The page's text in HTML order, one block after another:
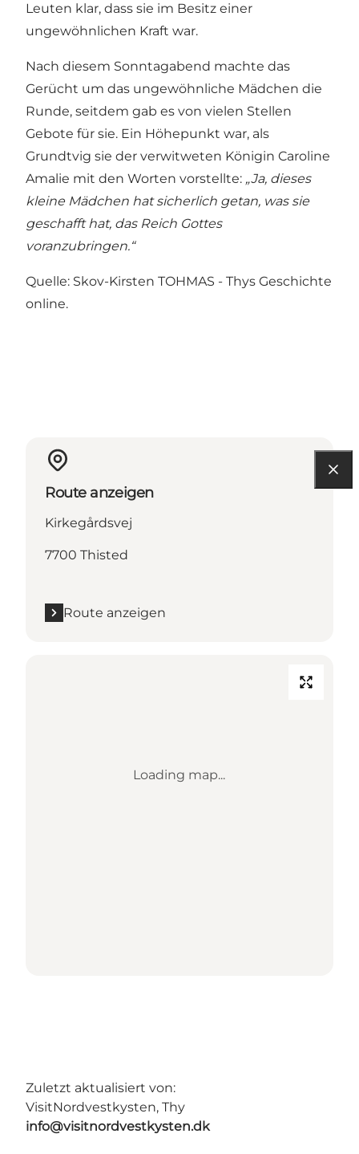
Leuten klar, dass sie im Besitz einer
ungewöhnlichen Kraft war.
Nach diesem Sonntagabend machte das
Gerücht um das ungewöhnliche Mädchen die
Runde, seitdem gab es von vielen Stellen
Gebote für sie. Ein Höhepunkt war, als
Grundtvig sie der verwitweten Königin Caroline
Amalie mit den Worten vorstellte: „Ja, dieses
kleine Mädchen hat sicherlich getan, was sie
geschafft hat, das Reich Gottes
voranzubringen.“
Quelle: Skov-Kirsten TOHMAS - Thys Geschichte
online.
Route anzeigen
Kirkegårdsvej
7700 Thisted
Route anzeigen
Loading map...
Zuletzt aktualisiert von:
VisitNordvestkysten, Thy
info@visitnordvestkysten.dk